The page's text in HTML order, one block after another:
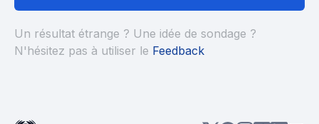
Un résultat étrange ? Une idée de sondage ?
N'hésitez pas à utiliser le Feedback